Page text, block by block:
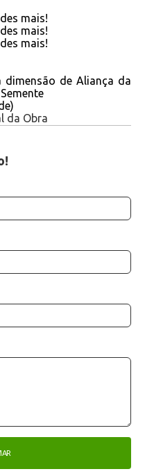
mais!
mais!
mais!
dimensão de Aliança da
da Obra